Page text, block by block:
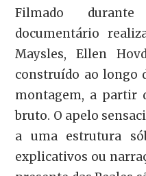
Filmado
documentário
Maysles, Ellen
construído ao longo
montagem, a partir
bruto. O apelo
a uma estrutura
explicativos ou